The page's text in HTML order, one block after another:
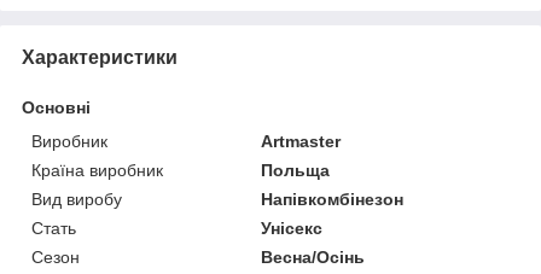
Характеристики
Основні
Виробник
Artmaster
Країна виробник
Польща
Вид виробу
Напівкомбінезон
Стать
Унісекс
Сезон
Весна/Осінь